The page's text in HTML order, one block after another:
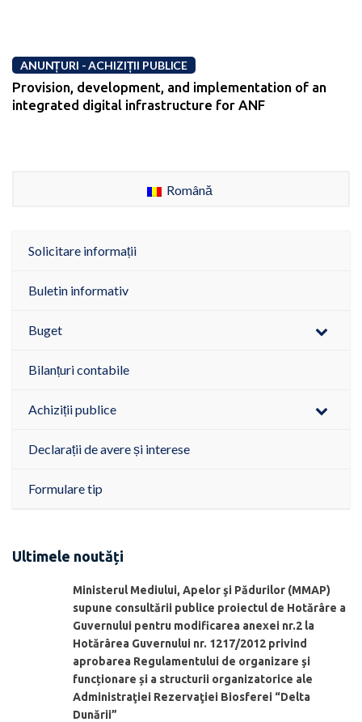
ANUNȚURI - ACHIZIȚII PUBLICE
Provision, development, and implementation of an
integrated digital infrastructure for ANF
Română
Solicitare informații
Buletin informativ
Buget
Bilanțuri contabile
Achiziții publice
Declarații de avere și interese
Formulare tip
Ultimele noutăți
Ministerul Mediului, Apelor şi Pădurilor (MMAP)
supune consultării publice proiectul de Hotărâre a
Guvernului pentru modificarea anexei nr.2 la
Hotărârea Guvernului nr. 1217/2012 privind
aprobarea Regulamentului de organizare şi
funcționare și a structurii organizatorice ale
Administraţiei Rezervaţiei Biosferei “Delta
Dunării”